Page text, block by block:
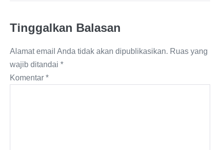
Tinggalkan Balasan
Alamat email Anda tidak akan dipublikasikan. Ruas yang
wajib ditandai *
Komentar *